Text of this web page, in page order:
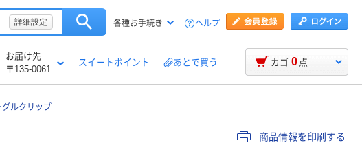
詳細設定 各種お手続き ヘルプ
お届け先
〒135-0061
スイートポイント あとで買う カゴ 0 点
グルクリップ
商品情報を印刷する